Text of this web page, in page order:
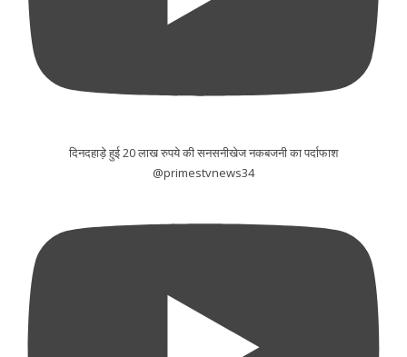
दिनदहाड़े हुई 20 लाख रुपये की सनसनीखेज नकबजनी का पर्दाफाश
@primestvnews34